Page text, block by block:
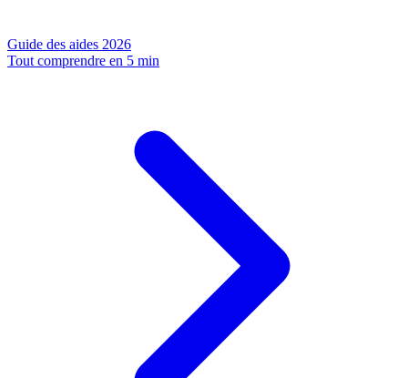
Guide des aides 2026
Tout comprendre en 5 min